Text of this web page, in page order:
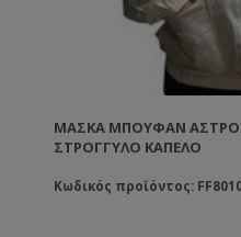
ΜΆΣΚΑ ΜΠΟΥΦΆΝ
ΣΤΡΌΓΓΥΛΟ ΚΑΠΈΛΟ
Κωδικός προϊόντος: